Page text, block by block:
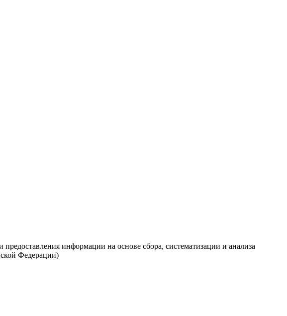
информации на основе сбора, систематизации и анализа
Федерации)